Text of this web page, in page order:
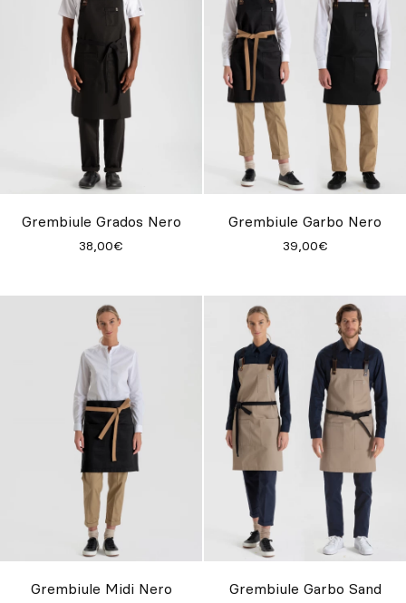
Grembiule Grados Nero
38,00€
Grembiule Garbo Nero
39,00€
Grembiule Midi Nero Grembiule Garbo Sand